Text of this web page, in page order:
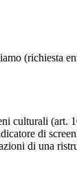
(richiesta
culturali
di
di una